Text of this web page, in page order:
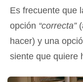
Es frecuente que
opción “correcta”
hacer) y una
siente que quiere